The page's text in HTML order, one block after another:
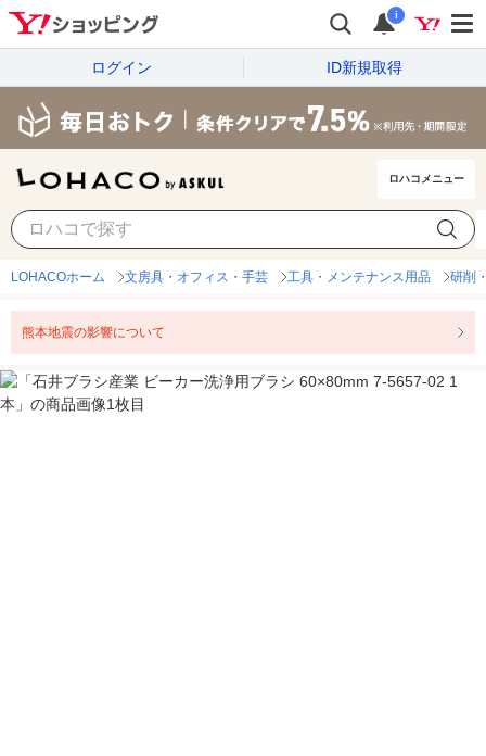
i
ログイン ID新規取得
ロハコメニュー
LOHACOホーム 文房具・オフィス・手芸 工具・メンテナンス用品 研削
熊本地震の影響について